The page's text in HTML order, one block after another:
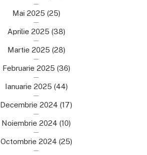
Mai 2025 (25)
Aprilie 2025 (38)
Martie 2025 (28)
Februarie 2025 (36)
Ianuarie 2025 (44)
Decembrie 2024 (17)
Noiembrie 2024 (10)
Octombrie 2024 (25)